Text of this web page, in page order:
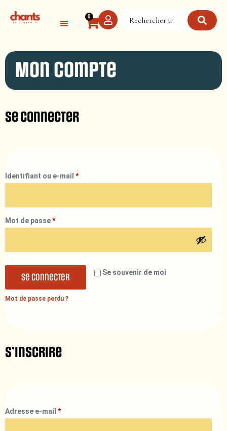
0
Mon compte
Se connecter
Identifiant ou e-mail *
Mot de passe*
Se souvenir de moi
Se connecter
Mot de passe perdu ?
S’inscrire
Adresse e-mail *